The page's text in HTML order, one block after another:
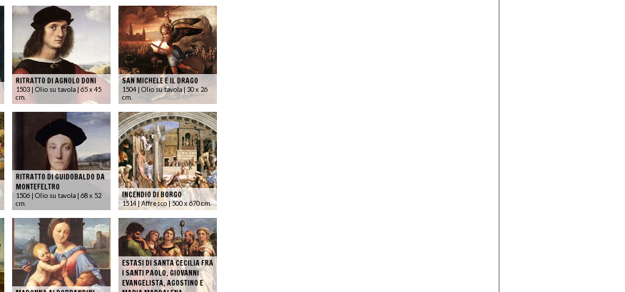
RITRATTO DI AGNOLO DONI
1503 | Olio su tavola | 65 x 45
cm.
SAN MICHELE E IL DRAGO
1504 | Olio su tavola | 30 x 26
cm.
RITRATTO DI GUIDOBALDO DA
MONTEFELTRO
1506 | Olio su tavola | 68 x 52
cm.
INCENDIO DI BORGO
1514 | Affresco | 500 x 670 cm.
ESTASI DI SANTA CECILIA FRA
I SANTI PAOLO, GIOVANNI
EVANGELISTA, AGOSTINO E